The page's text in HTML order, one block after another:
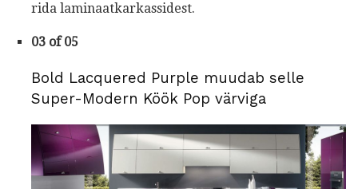
rida laminaatkarkassidest.
03 of 05
Bold Lacquered Purple muudab selle
Super-Modern Köök Pop värviga